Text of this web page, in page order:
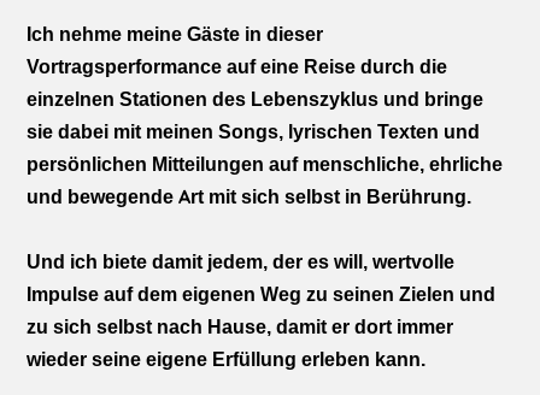
Ich nehme meine Gäste in dieser
Vortragsperformance auf eine Reise durch die
einzelnen Stationen des Lebenszyklus und bringe
sie dabei mit meinen Songs, lyrischen Texten und
persönlichen Mitteilungen auf menschliche, ehrliche
und bewegende Art mit sich selbst in Berührung.
Und ich biete damit jedem, der es will, wertvolle
Impulse auf dem eigenen Weg zu seinen Zielen und
zu sich selbst nach Hause, damit er dort immer
wieder seine eigene Erfüllung erleben kann.